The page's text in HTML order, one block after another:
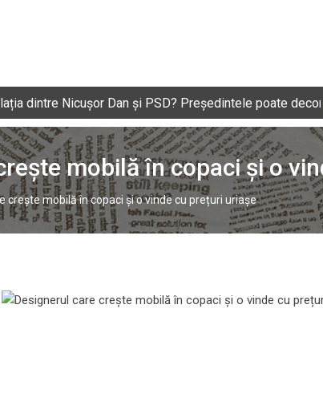
dintre Nicușor Dan și PSD? Președintele poate
mobilă în copaci și o
crește mobilă în copaci și o vinde cu prețuri uriașe